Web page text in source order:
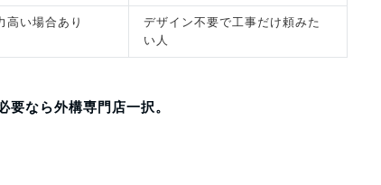
高い場合あり
デザイン不要で工事だけ頼みた
い人
なら外構専門店一択。